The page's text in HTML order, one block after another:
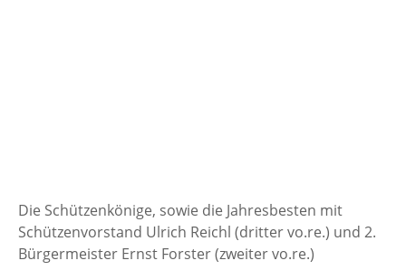
Die Schützenkönige, sowie die Jahresbesten mit
Schützenvorstand Ulrich Reichl (dritter vo.re.) und 2.
Bürgermeister Ernst Forster (zweiter vo.re.)